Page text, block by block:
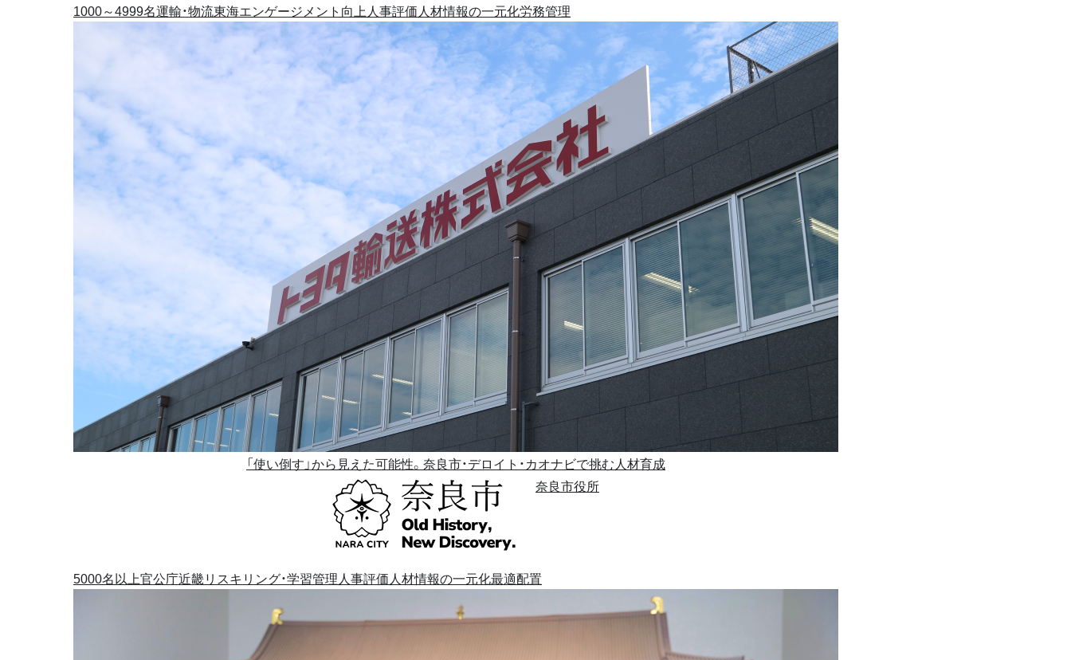
1000～4999名運輸・物流東海エンゲージメント向上人事評価人材情報の一元化労務管理
「使い倒す」から見えた可能性。奈良市・デロイト・カオナビで挑む人材育成
奈良市役所
5000名以上官公庁近畿リスキリング・学習管理人事評価人材情報の一元化最適配置